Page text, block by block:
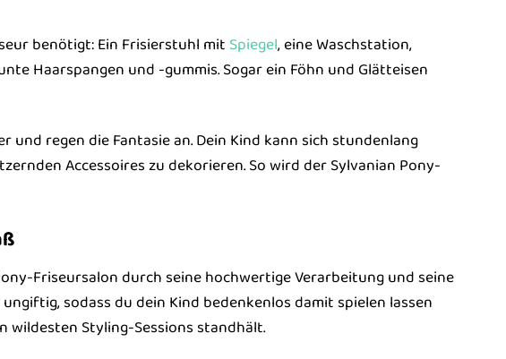
benötigt: Ein Frisierstuhl mit Spiegel, eine Waschstation,
Haarspangen und -gummis. Sogar ein Föhn und Glätteisen
und regen die Fantasie an. Dein Kind kann sich stundenlang
Accessoires zu dekorieren. So wird der Sylvanian Pony-
Friseursalon durch seine hochwertige Verarbeitung und seine
sodass du dein Kind bedenkenlos damit spielen lassen
wildesten Styling-Sessions standhält.